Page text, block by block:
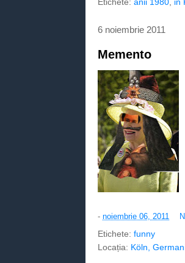
6 noiembrie 2011
Memento
- noiembrie 06, 2011
Etichete: funny
Locația: Köln,